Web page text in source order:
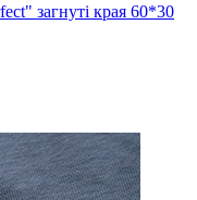
загнуті края 60*30